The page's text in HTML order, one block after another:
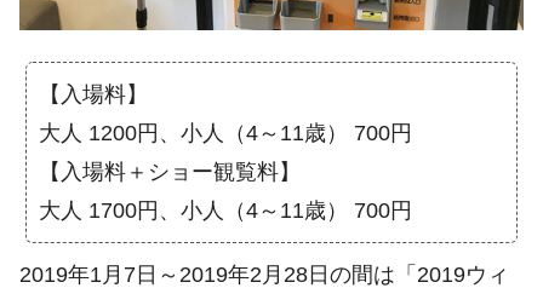
【入場料】
大人 1200円、小人（4～11歳） 700円
【入場料＋ショー観覧料】
大人 1700円、小人（4～11歳） 700円
2019年1月7日～2019年2月28日の間は「2019ウィ